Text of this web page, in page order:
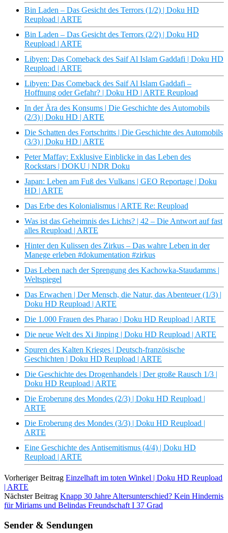
Bin Laden – Das Gesicht des Terrors (1/2) | Doku HD
Reupload | ARTE
Bin Laden – Das Gesicht des Terrors (2/2) | Doku HD
Reupload | ARTE
Libyen: Das Comeback des Saif Al Islam Gaddafi | Doku HD
Reupload | ARTE
Libyen: Das Comeback des Saif Al Islam Gaddafi –
Hoffnung oder Gefahr? | Doku HD | ARTE Reupload
In der Ära des Konsums | Die Geschichte des Automobils
(2/3) | Doku HD | ARTE
Die Schatten des Fortschritts | Die Geschichte des Automobils
(3/3) | Doku HD | ARTE
Peter Maffay: Exklusive Einblicke in das Leben des
Rockstars | DOKU | NDR Doku
Japan: Leben am Fuß des Vulkans | GEO Reportage | Doku
HD | ARTE
Das Erbe des Kolonialismus | ARTE Re: Reupload
Was ist das Geheimnis des Lichts? | 42 – Die Antwort auf fast
alles Reupload | ARTE
Hinter den Kulissen des Zirkus – Das wahre Leben in der
Manege erleben #dokumentation #zirkus
Das Leben nach der Sprengung des Kachowka-Staudamms |
Weltspiegel
Das Erwachen | Der Mensch, die Natur, das Abenteuer (1/3) |
Doku HD Reupload | ARTE
Die 1.000 Frauen des Pharao | Doku HD Reupload | ARTE
Die neue Welt des Xi Jinping | Doku HD Reupload | ARTE
Spuren des Kalten Krieges | Deutsch-französische
Geschichten | Doku HD Reupload | ARTE
Die Geschichte des Drogenhandels | Der große Rausch 1/3 |
Doku HD Reupload | ARTE
Die Eroberung des Mondes (2/3) | Doku HD Reupload |
ARTE
Die Eroberung des Mondes (3/3) | Doku HD Reupload |
ARTE
Eine Geschichte des Antisemitismus (4/4) | Doku HD
Reupload | ARTE
Vorheriger Beitrag Einzelhaft im toten Winkel | Doku HD Reupload
| ARTE
Nächster Beitrag Knapp 30 Jahre Altersunterschied? Kein Hindernis
für Miriams und Belindas Freundschaft I 37 Grad
Sender & Sendungen